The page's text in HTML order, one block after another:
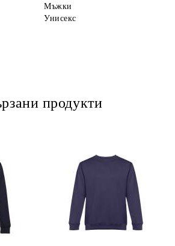
Мъжки
Унисекс
продукти